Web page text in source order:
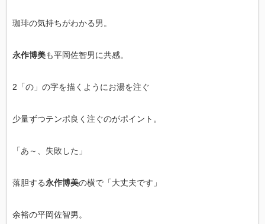
珈琲の気持ちがわかる男。
永作博美も平岡佐智男に共感。
2「の」の字を描くようにお湯を注ぐ
少量ずつテンポ良く注ぐのがポイント。
「あ～、失敗した」
落胆する永作博美の横で「大丈夫です」
余裕の平岡佐智男。